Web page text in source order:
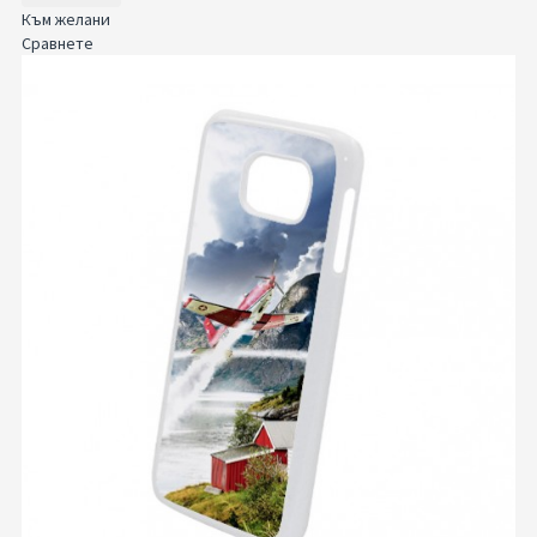
Към желани
Сравнете